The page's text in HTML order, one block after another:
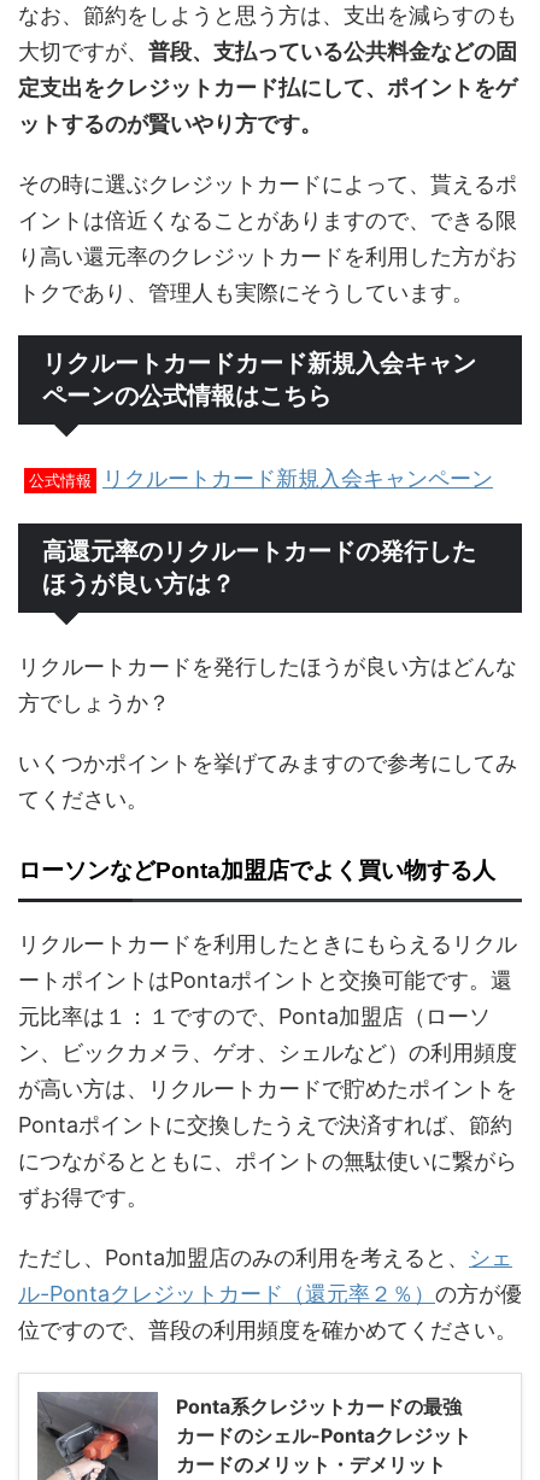
なお、節約をしようと思う方は、支出を減らすのも
大切ですが、 普段、支払っている公共料金などの固
定支出をクレジットカード払にして、ポイントをゲ
ットするのが賢いやり方です。
その時に選ぶクレジットカードによって、貰えるポ
イントは倍近くなることがありますので、できる限
り高い還元率のクレジットカードを利用した方がお
トクであり、管理人も実際にそうしています。
リクルートカードカード新規入会キャン
ペーンの公式情報はこちら
公式情報 リクルートカード新規入会キャンペーン
高還元率のリクルートカードの発行した
ほうが良い方は？
リクルートカードを発行したほうが良い方はどんな
方でしょうか？
いくつかポイントを挙げてみますので参考にしてみ
てください。
ローソンなどPonta加盟店でよく買い物する人
リクルートカードを利用したときにもらえるリクル
ートポイントはPontaポイントと交換可能です。還
元比率は１：１ですので、Ponta加盟店（ローソ
ン、ビックカメラ、ゲオ、シェルなど）の利用頻度
が高い方は、リクルートカードで貯めたポイントを
Pontaポイントに交換したうえで決済すれば、節約
につながるとともに、ポイントの無駄使いに繋がら
ずお得です。
ただし、Ponta加盟店のみの利用を考えると、 シェ
ル-Pontaクレジットカード（還元率２％） の方が優
位ですので、普段の利用頻度を確かめてください。
Ponta系クレジットカードの最強
カードのシェル-Pontaクレジット
カードのメリット・デメリット